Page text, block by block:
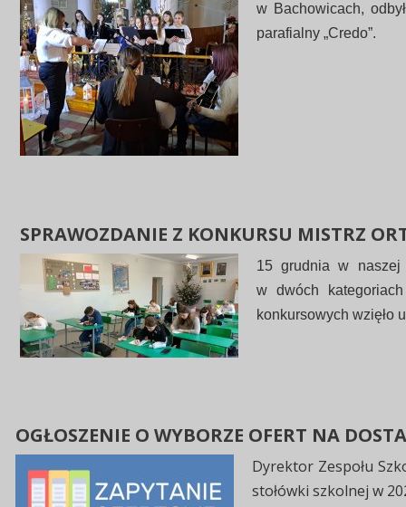
w Bachowicach,
parafialny „Credo”.
SPRAWOZDANIE Z KONKURSU MISTRZ
15 grudnia w naszej
w dwóch
konkursowych wzięło
OGŁOSZENIE O WYBORZE OFERT NA
Dyrektor Zespołu
stołówki szkolnej w